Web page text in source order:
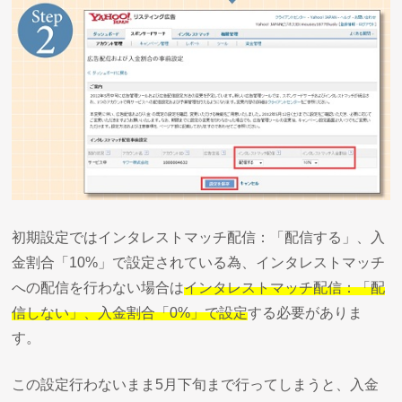
初期設定ではインタレストマッチ配信：「配信する」、入
金割合「10%」で設定されている為、インタレストマッチ
への配信を行わない場合はインタレストマッチ配信：「配
信しない」、入金割合「0%」で設定する必要がありま
す。
この設定行わないまま5月下旬まで行ってしまうと、入金